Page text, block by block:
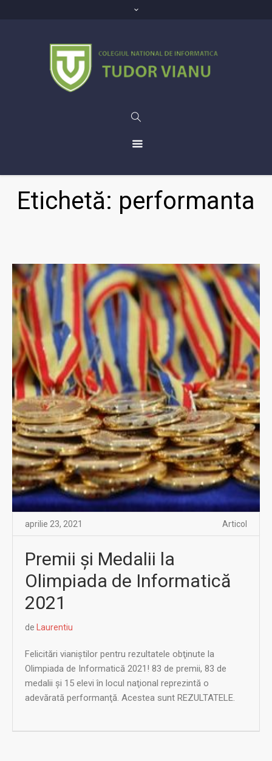
Etichetă: performanta
aprilie 23, 2021 Articol
Premii şi Medalii la
Olimpiada de Informatică
2021
de Laurentiu
Felicitări vianiştilor pentru rezultatele obţinute la
Olimpiada de Informatică 2021! 83 de premii, 83 de
medalii şi 15 elevi în locul naţional reprezintă o
adevărată performanţă. Acestea sunt REZULTATELE.